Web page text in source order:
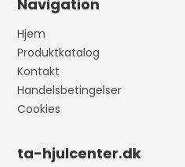
Navigation
Hjem
Produktkatalog
Kontakt
Handelsbetingelser
Cookies
ta-hjulcenter.dk